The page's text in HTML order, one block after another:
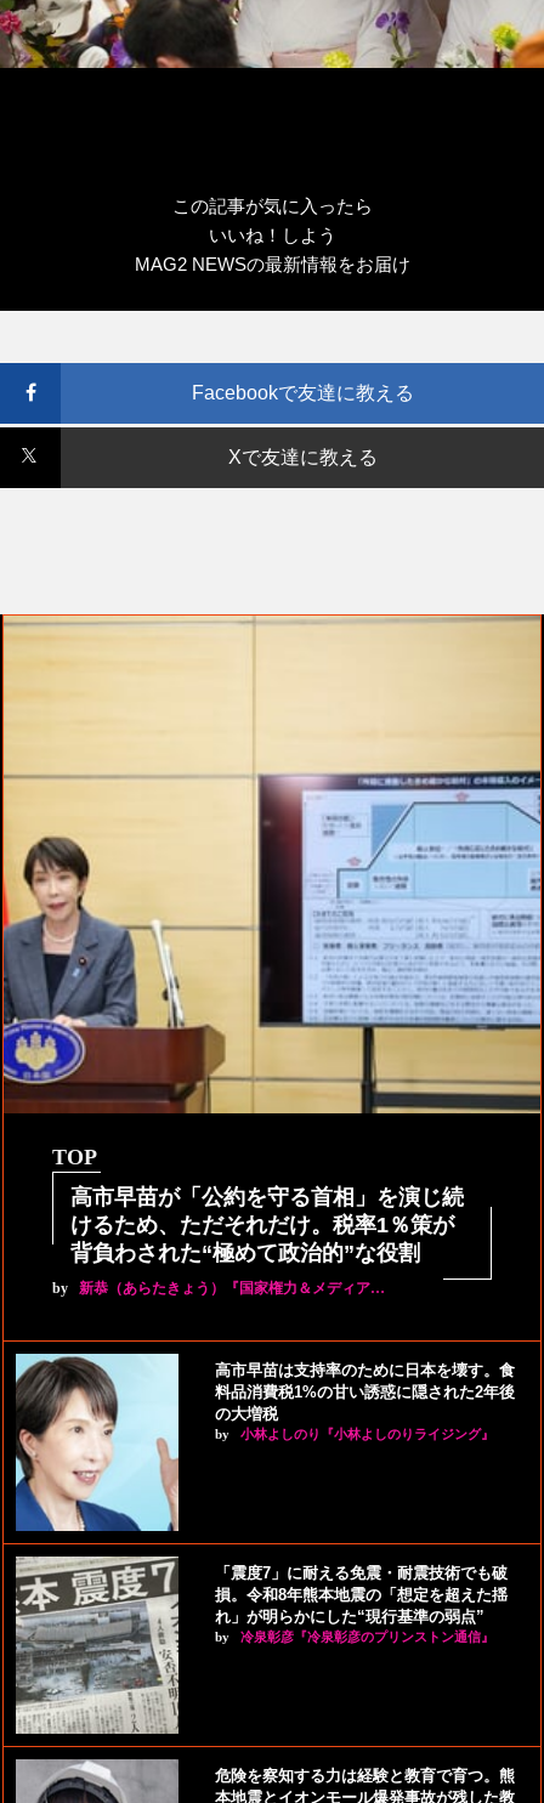
この記事が気に入ったら
いいね！しよう
MAG2 NEWSの最新情報をお届け
Facebookで友達に教える
Xで友達に教える
TOP
高市早苗が「公約を守る首相」を演じ続
けるため、ただそれだけ。税率1％策が
背負わされた“極めて政治的”な役割
by 新恭（あらたきょう）『国家権力＆メディア…
高市早苗は支持率のために日本を壊す。食
料品消費税1%の甘い誘惑に隠された2年後
の大増税
by 小林よしのり『小林よしのりライジング』
「震度7」に耐える免震・耐震技術でも破
損。令和8年熊本地震の「想定を超えた揺
れ」が明らかにした“現行基準の弱点”
by 冷泉彰彦『冷泉彰彦のプリンストン通信』
危険を察知する力は経験と教育で育つ。熊
本地震とイオンモール爆発事故が残した教